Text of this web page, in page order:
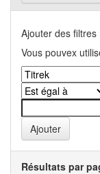
Ajouter des filtres
Vous pouvex
Résultats par